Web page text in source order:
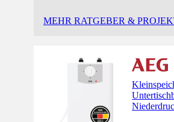
MEHR RATGEBER &